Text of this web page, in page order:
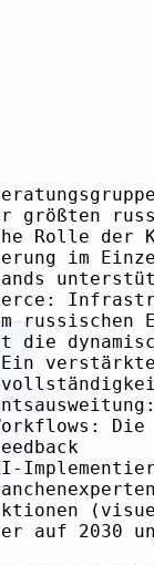
größten
Rolle der
im
auf